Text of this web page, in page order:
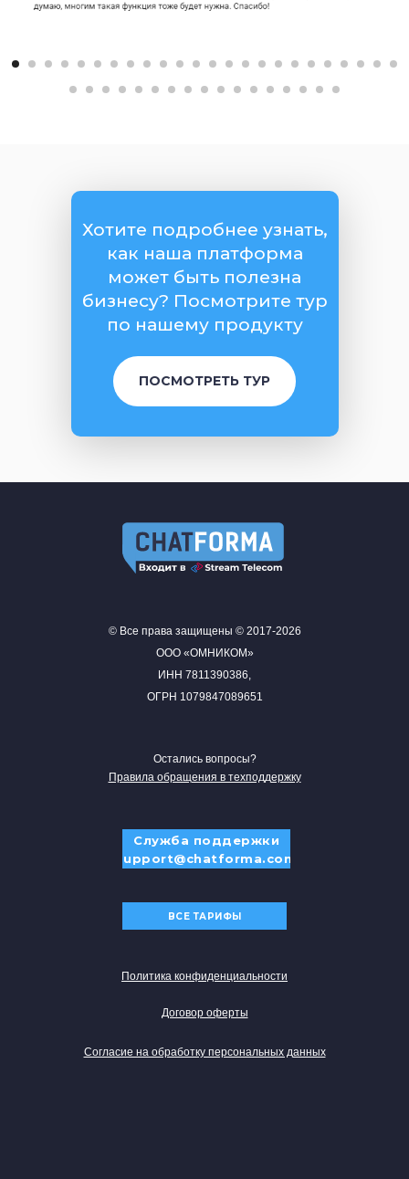
Хотите подробнее узнать,
как наша платформа
может быть полезна
бизнесу? Посмотрите тур
по нашему продукту
ПОСМОТРЕТЬ ТУР
© Все права защищены © 2017-2026
ООО «ОМНИКОМ»
ИНН 7811390386,
ОГРН 1079847089651
Политика конфиденциальности
Договор оферты
Остались вопросы?
Служба поддержки
support@chatforma.com
Согласие на обработку персональных данных
Правила обращения в техподдержку
ВСЕ ТАРИФЫ